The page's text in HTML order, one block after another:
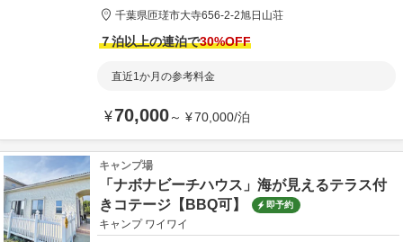
千葉県匝瑳市大寺656-2-2旭日山荘
７泊以上の連泊で30%OFF
直近1か月の参考料金
¥70,000～ ¥70,000/泊
キャンプ場
「ナボナビーチハウス」海が見えるテラス付
きコテージ【BBQ可】
即予約
キャンプ ワイワイ